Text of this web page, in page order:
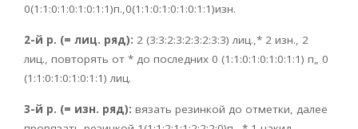
0(1:1:0:1:0:1:0:1:1)п.,0(1:1:0:1:0:1:0:1:1)изн.
2-й р. (= лиц. ряд): 2 (3:3:2:3:2:3:2:3:3) лиц.,* 2 изн., 2
лиц., повторять от * до последних 0 (1:1:0:1:0:1:0:1:1) п„ 0
(1:1:0:1:0:1:0:1:1) лиц.
3-й р. (= изн. ряд): вязать резинкой до отметки, далее